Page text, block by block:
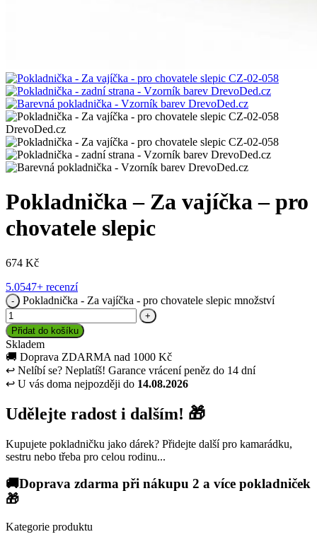
Pokladnička – Za vajíčka – pro
chovatele slepic
674 Kč
5.0547+ recenzí
Pokladnička - Za vajíčka - pro chovatele slepic množství
Přidat do košíku
Skladem
🚚 Doprava ZDARMA nad 1000 Kč
↩ Nelíbí se? Neplatíš! Garance vrácení peněz do 14 dní
↩ U vás doma nejpozději do 14.08.2026
Udělejte radost i dalším! 🎁
Kupujete pokladničku jako dárek? Přidejte další pro kamarádku,
sestru nebo třeba pro celou rodinu...
🚚Doprava zdarma při nákupu 2 a více pokladniček
🎁
Kategorie produktu